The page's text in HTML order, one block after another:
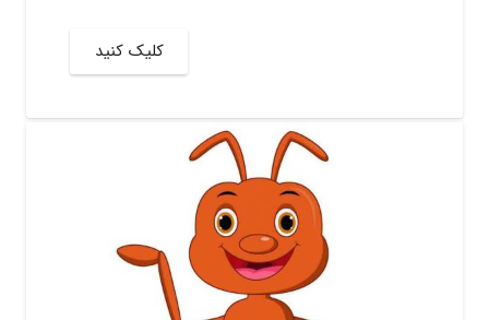
کلیک کنید